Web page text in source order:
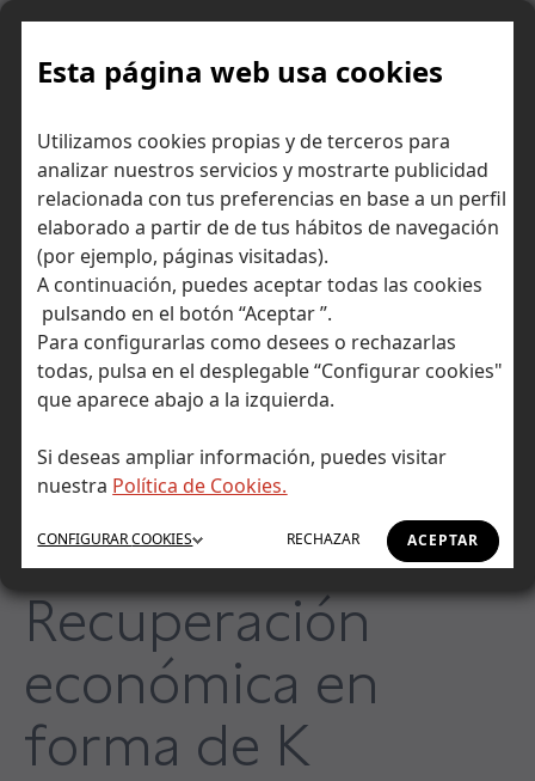
Esta página web usa cookies
Utilizamos cookies propias y de terceros para
analizar nuestros servicios y mostrarte publicidad
relacionada con tus preferencias en base a un perfil
elaborado a partir de de tus hábitos de navegación
(por ejemplo, páginas visitadas).
A continuación, puedes aceptar todas las cookies
pulsando en el botón “Aceptar ”.
Para configurarlas como desees o rechazarlas
todas, pulsa en el desplegable “Configurar cookies"
que aparece abajo a la izquierda.
Si deseas ampliar información, puedes visitar
nuestra Política de Cookies.
ACEPTAR
RECHAZAR
CONFIGURARCOOKIES
Skip
Inicio Diccionario económico
Recuperación económica en
forma de K
Recuperación
económica en
forma de K